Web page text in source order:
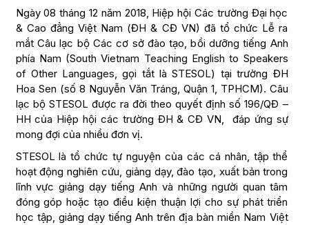
Ngày 08 tháng 12 năm 2018, Hiệp hội Các trường Đại học
& Cao đẳng Việt Nam (ĐH & CĐ VN) đã tổ chức Lễ ra
mắt Câu lạc bộ Các cơ sở đào tạo, bồi dưỡng tiếng Anh
phía Nam (South Vietnam Teaching English to Speakers
of Other Languages, gọi tắt là STESOL) tại trường ĐH
Hoa Sen (số 8 Nguyễn Văn Tráng, Quận 1, TPHCM). Câu
lạc bộ STESOL được ra đời theo quyết định số 196/QĐ –
HH của Hiệp hội các trường ĐH & CĐ VN, đáp ứng sự
mong đợi của nhiều đơn vị.
STESOL là tổ chức tự nguyện của các cá nhân, tập thể
hoạt động nghiên cứu, giảng dạy, đào tạo, xuất bản trong
lĩnh vực giảng dạy tiếng Anh và những người quan tâm
đóng góp hoặc tạo điều kiện thuận lợi cho sự phát triển
học tập, giảng dạy tiếng Anh trên địa bàn miền Nam Việt